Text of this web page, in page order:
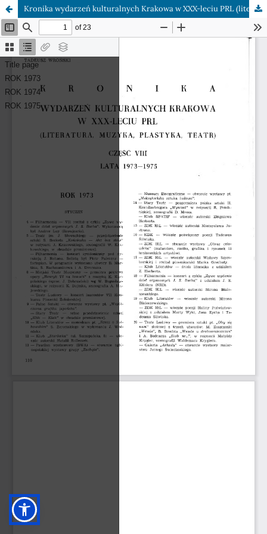
Kronika wydarzeń kulturalnych Krakowa w XXX-leciu PRL (literatura, muzyka, plastyka, teatr)